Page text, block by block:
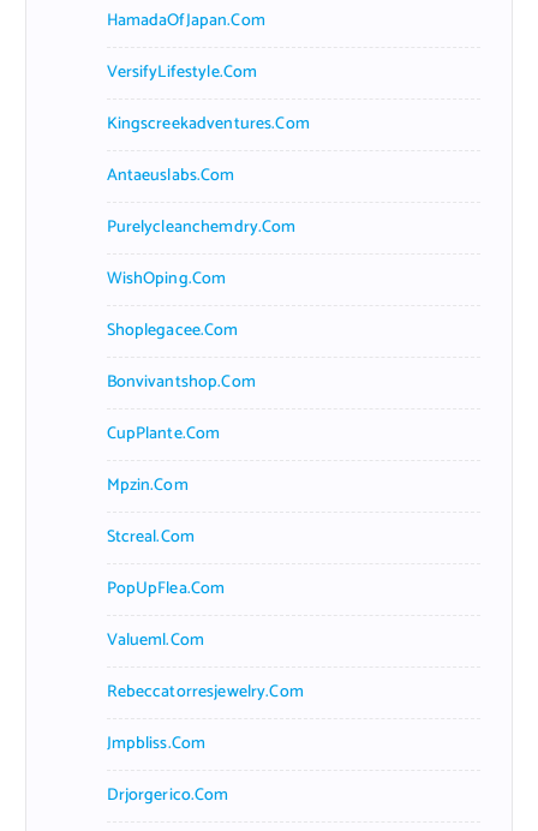
HamadaOfJapan.com
VersifyLifestyle.com
Kingscreekadventures.com
Antaeuslabs.com
Purelycleanchemdry.com
WishOping.com
Shoplegacee.com
Bonvivantshop.com
CupPlante.com
Mpzin.com
Stcreal.com
PopUpFlea.com
Valueml.com
Rebeccatorresjewelry.com
Jmpbliss.com
Drjorgerico.com